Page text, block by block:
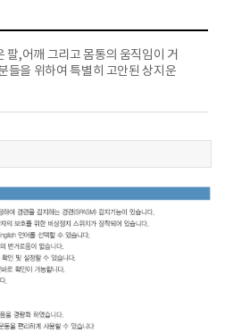
,어깨 그리고 몸통의 움직임이 거
들을 위하여 특별히 고안된 상지운